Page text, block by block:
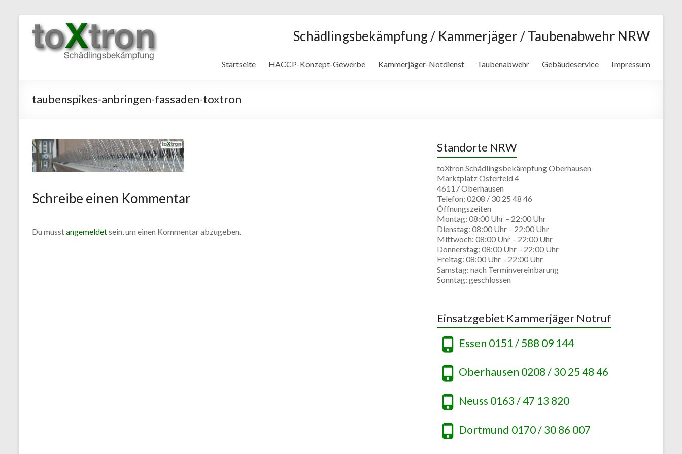
Inhalt
wechseln
toxtron
in
Oberhausen
NRW
Taubenabwehr,
Schädlingsbekämpfung,
Notdienst
Schädlingsbekämpfung / Kammerjäger / Taubenabwehr NRW
Startseite HACCP-Konzept-Gewerbe Kammerjäger-Notdienst Taubenabwehr Gebäudeservice Impressum
taubenspikes-anbringen-fassaden-toxtron
Schreibe einen Kommentar
Du musstangemeldetsein, um einen Kommentar abzugeben.
Standorte NRW
toXtron Schädlingsbekämpfung Oberhausen
Marktplatz Osterfeld 4
46117 Oberhausen
Telefon: 0208 / 30 25 48 46
Öffnungszeiten
Montag: 08:00 Uhr – 22:00 Uhr
Dienstag: 08:00 Uhr – 22:00 Uhr
Mittwoch: 08:00 Uhr – 22:00 Uhr
Donnerstag: 08:00 Uhr – 22:00 Uhr
Freitag: 08:00 Uhr – 22:00 Uhr
Samstag: nach Terminvereinbarung
Sonntag: geschlossen
Einsatzgebiet Kammerjäger Notruf
Essen 0151 / 588 09 144
Oberhausen 0208 / 30 25 48 46
Neuss 0163 / 47 13 820
Dortmund 0170 / 30 86 007